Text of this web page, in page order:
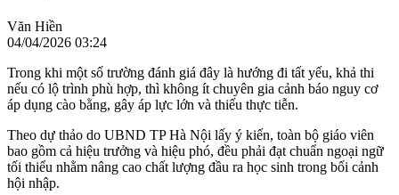
Văn Hiền
04/04/2026 03:24
Trong khi một số trường đánh giá đây là hướng đi tất yếu, khả thi
nếu có lộ trình phù hợp, thì không ít chuyên gia cảnh báo nguy cơ
áp dụng cào bằng, gây áp lực lớn và thiếu thực tiễn.
Theo dự thảo do UBND TP Hà Nội lấy ý kiến, toàn bộ giáo viên
bao gồm cả hiệu trưởng và hiệu phó, đều phải đạt chuẩn ngoại ngữ
tối thiểu nhằm nâng cao chất lượng đầu ra học sinh trong bối cảnh
hội nhập.